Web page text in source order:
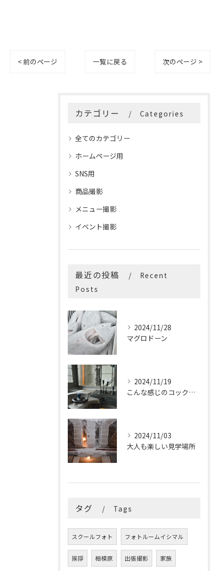
< 前のページ 一覧に戻る 次のページ >
カテゴリー Categories
全てのカテゴリー
ホームページ用
SNS用
商品撮影
メニュー撮影
イベント撮影
最近の投稿
Recent
Posts
2024/11/28
マグロドーン
2024/11/19
こんな感じのコックピットはたまらないです
2024/11/03
大人も楽しい見学場所
タグ Tags
スクールフォト フォトルームイシマル
挨拶 相模原 出張撮影 家族